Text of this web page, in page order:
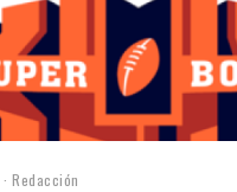
Redacción